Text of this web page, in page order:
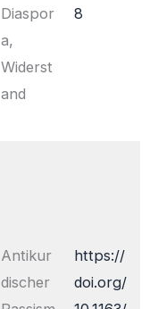
Diaspor
a,
Widerst
and
8
Antikur
discher
https://
doi.org/